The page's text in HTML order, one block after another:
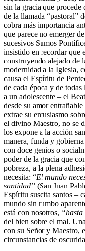
sin la gracia que procede
de la llamada “pastoral”
cobra más importancia
que parece no emerger
sucesivos Sumos
insistido en recordar que
construyendo alejado de
modernidad a la Iglesia,
causa el Espíritu de
de cada época y de
a un adolescente – el
desde su amor
extrae su entusiasmo
el divino Maestro, no se
los expone a la acción
manera, funda y
con doce genios o
poder de la gracia que
pobreza, a la plena
necesita: “El mundo
santidad” (San Juan
Espíritu suscita santos –
mundo sin rumbo
está con nosotros, “hasta
del bien sobre el mal.
con su Señor y Maestro,
circunstancias de